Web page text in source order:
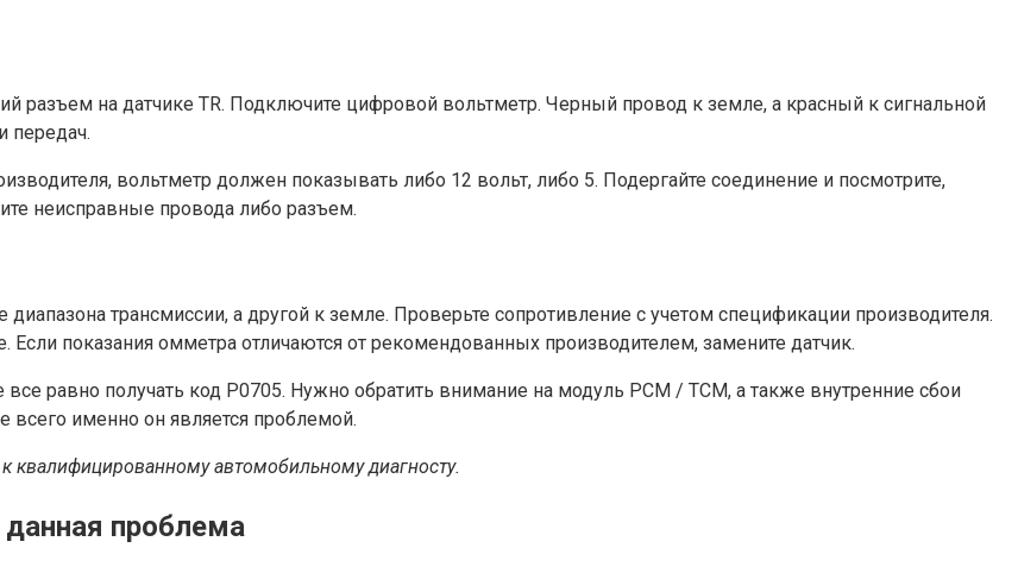
разъем на датчике TR. Подключите цифровой вольтметр. Черный провод к земле, а красный к сигнальной
передач.
вольтметр должен показывать либо 12 вольт, либо 5. Подергайте соединение и посмотрите,
неисправные провода либо разъем.
трансмиссии, а другой к земле. Проверьте сопротивление с учетом спецификации производителя.
Если показания омметра отличаются от рекомендованных производителем, замените датчик.
равно получать код P0705. Нужно обратить внимание на модуль PCM / TCM, а также внутренние сбои
всего именно он является проблемой.
квалифицированному автомобильному диагносту.
проблема